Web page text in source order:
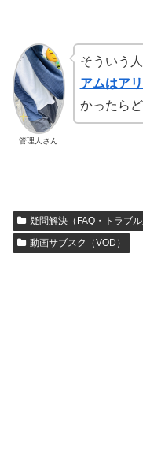
管理人さん
そういう
アムはアリ
かったらど
疑問解決（FAQ・トラブル
動画サブスク（VOD）